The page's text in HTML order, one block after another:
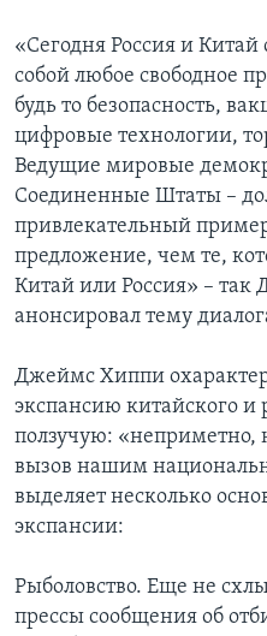
«Сегодня Россия и Китай
собой любое свободное
будь то безопасность,
цифровые технологии,
Ведущие мировые
Соединенные Штаты –
привлекательный
предложение, чем те,
Китай или Россия» – так
анонсировал тему
Джеймс Хиппи
экспансию китайского и
ползучую: «неприметно,
вызов нашим
выделяет несколько
экспансии:
Рыболовство. Еще не
прессы сообщения об